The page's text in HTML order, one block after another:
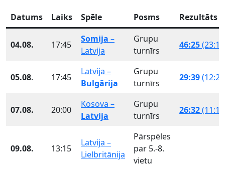
Datums Laiks Spēle Posms Rezultāts
04.08. 17:45
Somija –
Latvija
Grupu
turnīrs
46:25
05.08. 17:45
Latvija –
Bulgārija
Grupu
turnīrs
29:39
07.08. 20:00
Kosova –
Latvija
Grupu
turnīrs
26:32
09.08. 13:15
Latvija –
Lielbritānija
Pārspēles
par 5.-8.
vietu